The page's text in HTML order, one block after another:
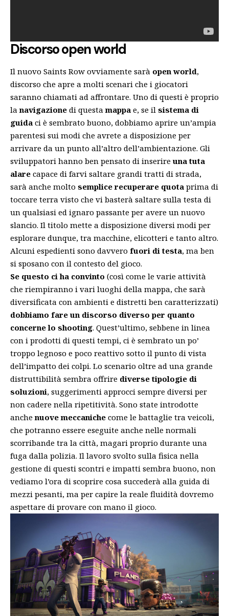
Discorso open world
Il nuovo Saints Row ovviamente sarà open world,
discorso che apre a molti scenari che i giocatori
saranno chiamati ad affrontare. Uno di questi è proprio
lanavigazione di questa mappa e, se il sistema di
guida ci è sembrato buono, dobbiamo aprire un’ampia
parentesi sui modi che avrete a disposizione per
arrivare da un punto all’altro dell’ambientazione. Gli
sviluppatori hanno ben pensato di inserire una tuta
alare capace di farvi saltare grandi tratti di strada,
sarà anche molto semplice recuperare quota prima di
toccare terra visto che vi basterà saltare sulla testa di
un qualsiasi ed ignaro passante per avere un nuovo
slancio. Il titolo mette a disposizione diversi modi per
esplorare dunque, tra macchine, elicotteri e tanto altro.
Alcuni espedienti sono davvero fuori di testa, ma ben
si sposano con il contesto del gioco.
Se questo ci ha convinto (così come le varie attività
che riempiranno i vari luoghi della mappa, che sarà
diversificata con ambienti e distretti ben caratterizzati)
dobbiamo fare un discorso diverso per quanto
concerne lo shooting. Quest’ultimo, sebbene in linea
con i prodotti di questi tempi, ci è sembrato un po’
troppo legnoso e poco reattivo sotto il punto di vista
dell’impatto dei colpi. Lo scenario oltre ad una grande
distruttibilità sembra offrire diverse tipologie di
soluzioni, suggerimenti approcci sempre diversi per
non cadere nella ripetitività. Sono state introdotte
anchenuove meccaniche come le battaglie tra veicoli,
che potranno essere eseguite anche nelle normali
scorribande tra la città, magari proprio durante una
fuga dalla polizia. Il lavoro svolto sulla fisica nella
gestione di questi scontri e impatti sembra buono, non
vediamo l’ora di scoprire cosa succederà alla guida di
mezzi pesanti, ma per capire la reale fluidità dovremo
aspettare di provare con mano il gioco.